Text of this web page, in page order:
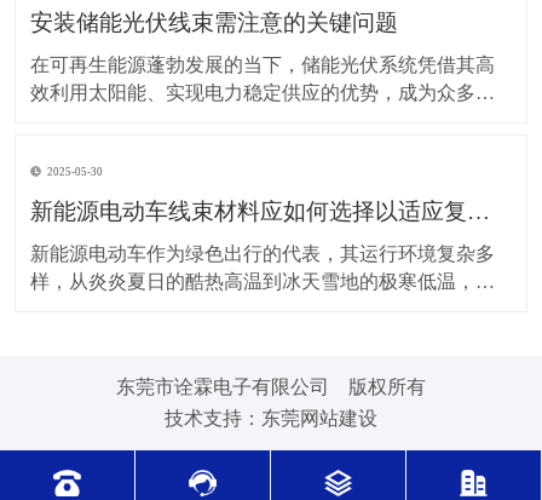
驾驶习惯对线束的影响不容小觑。平稳驾驶是维护线束
安装储能光伏线束需注意的关键问题
在可再生能源蓬勃发展的当下，储能光伏系统凭借其高
效利用太阳能、实现电力稳定供应的优势，成为众多领
安全。因此，在安装储能光伏线束时，有许多问题需要
格外留意。 安装前的准备工作至关重要。在开始安装前
2025-05-30
新能源电动车线束材料应如何选择以适应复杂的环境温度范围？
新能源电动车作为绿色出行的代表，其运行环境复杂多
样，从炎炎夏日的酷热高温到冰天雪地的极寒低温，车
环境下，新能源电动车的电池、电机等部件工作时会散
东莞市诠霖电子有限公司 版权所有
技术支持： 东莞网站建设